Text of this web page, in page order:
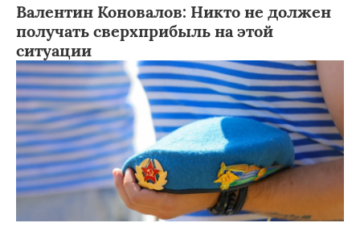
Валентин Коновалов: Никто не должен
получать сверхприбыль на этой
ситуации